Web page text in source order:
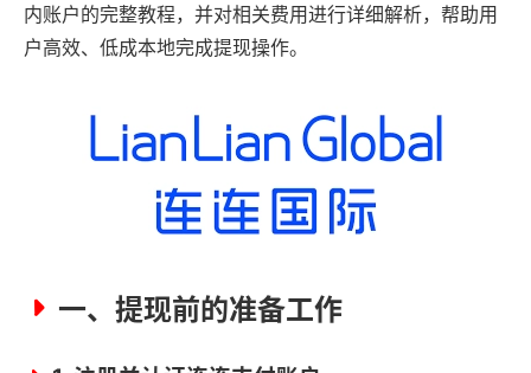
内账户的完整教程，并对相关费用进行详细解析，帮助用
户高效、低成本地完成提现操作。
一、提现前的准备工作